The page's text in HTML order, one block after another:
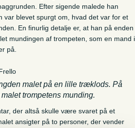
Efter sigende malede han
var blevet spurgt om, hvad det var for et
En finurlig detalje er, at han på enden
mundingen af trompeten, som en mand i
på.
malet på en lille træklods. På
trompetens munding.
der altså skulle være svaret på et
ansigter på to personer, der vender